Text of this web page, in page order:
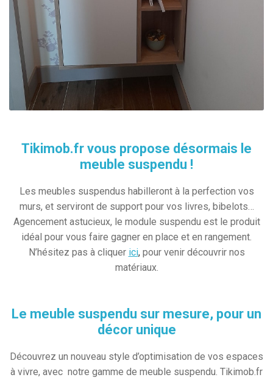
Tikimob.fr vous propose désormais le
meuble suspendu !
Les meubles suspendus habilleront à la perfection vos
murs, et serviront de support pour vos livres, bibelots…
Agencement astucieux, le module suspendu est le produit
idéal pour vous faire gagner en place et en rangement.
N’hésitez pas à cliquer ici,pour venir découvrir nos
matériaux.
Le meuble suspendu sur mesure, pour un
décor unique
Découvrez un nouveau style d’optimisation de vos espaces
à vivre, avec notre gamme de meuble suspendu. Tikimob.fr